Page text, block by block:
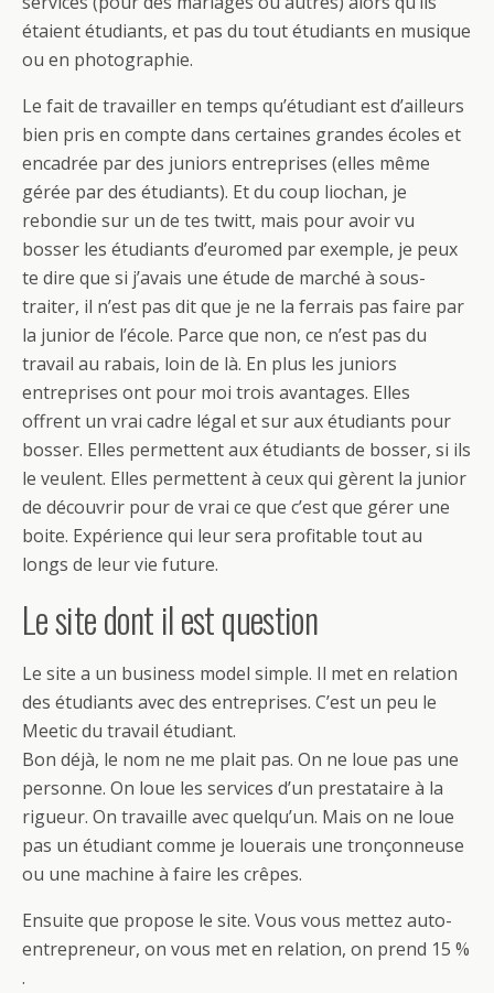
étaient étudiants, et pas du tout étudiants en musique
ou en photographie.
Le fait de travailler en temps qu’étudiant est d’ailleurs
bien pris en compte dans certaines grandes écoles et
encadrée par des juniors entreprises (elles même
gérée par des étudiants). Et du coup liochan, je
rebondie sur un de tes twitt, mais pour avoir vu
bosser les étudiants d’euromed par exemple, je peux
te dire que si j’avais une étude de marché à sous-
traiter, il n’est pas dit que je ne la ferrais pas faire par
la junior de l’école. Parce que non, ce n’est pas du
travail au rabais, loin de là. En plus les juniors
entreprises ont pour moi trois avantages. Elles
offrent un vrai cadre légal et sur aux étudiants pour
bosser. Elles permettent aux étudiants de bosser, si ils
le veulent. Elles permettent à ceux qui gèrent la junior
de découvrir pour de vrai ce que c’est que gérer une
boite. Expérience qui leur sera profitable tout au
longs de leur vie future.
Le site dont il est question
Le site a un business model simple. Il met en relation
des étudiants avec des entreprises. C’est un peu le
Meetic du travail étudiant.
Bon déjà, le nom ne me plait pas. On ne loue pas une
personne. On loue les services d’un prestataire à la
rigueur. On travaille avec quelqu’un. Mais on ne loue
pas un étudiant comme je louerais une tronçonneuse
ou une machine à faire les crêpes.
Ensuite que propose le site. Vous vous mettez auto-
entrepreneur, on vous met en relation, on prend 15 %
.